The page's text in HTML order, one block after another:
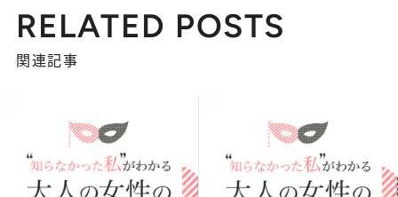
RELATED POSTS
関連記事